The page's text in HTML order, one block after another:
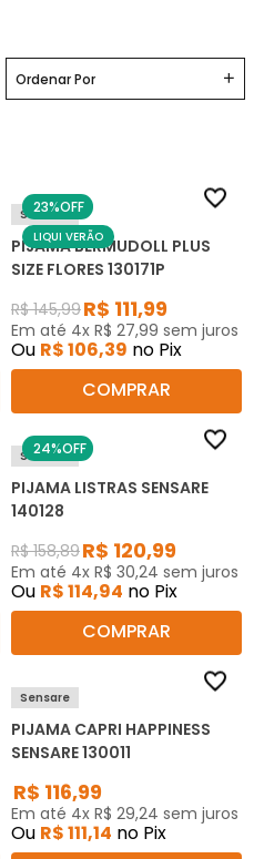
Ordenar Por
23%OFF
LIQUI VERÃO
Sensare
PIJAMA BERMUDOLL PLUS
SIZE FLORES 130171P
R$ 145,99R$ 111,99
Em até 4x R$ 27,99 sem juros
Ou R$106,39 no Pix
COMPRAR
24%OFF
Sensare
PIJAMA LISTRAS SENSARE
140128
R$ 158,89R$ 120,99
Em até 4x R$ 30,24 sem juros
Ou R$114,94 no Pix
COMPRAR
Sensare
PIJAMA CAPRI HAPPINESS
SENSARE 130011
R$ 116,99
Em até 4x R$ 29,24 sem juros
Ou R$111,14 no Pix